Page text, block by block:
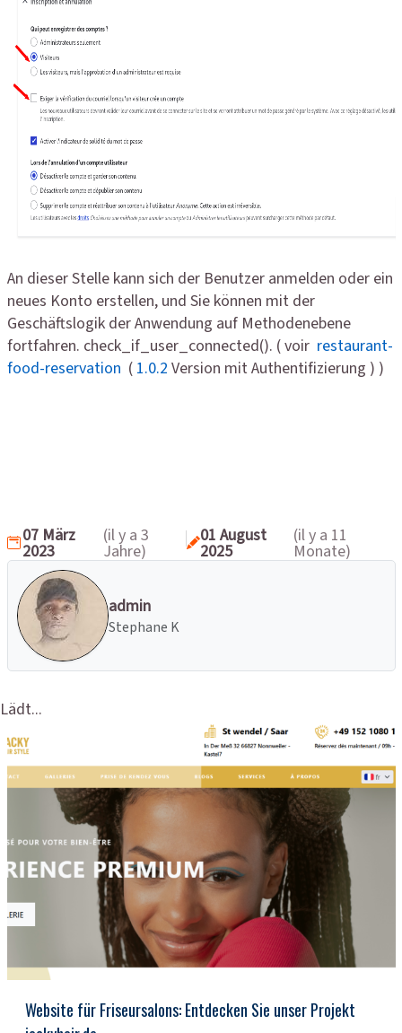
An dieser Stelle kann sich der Benutzer anmelden oder ein
neues Konto erstellen, und Sie können mit der
Geschäftslogik der Anwendung auf Methodenebene
fortfahren. check_if_user_connected(). ( voir restaurant-
food-reservation ( 1.0.2 Version mit Authentifizierung ) )
07 März
2023
(il y a 3
Jahre)
01 August
2025
(il y a 11
Monate)
admin
Stephane K
Lädt...
Website für Friseursalons: Entdecken Sie unser Projekt